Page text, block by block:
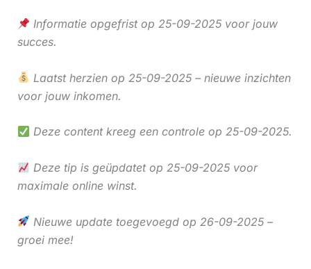
Informatie opgefrist op 25-09-2025 voor jouw
succes.
Laatst herzien op 25-09-2025 – nieuwe inzichten
voor jouw inkomen.
Deze content kreeg een controle op 25-09-2025.
Deze tip is geüpdatet op 25-09-2025 voor
maximale online winst.
Nieuwe update toegevoegd op 26-09-2025 –
groei mee!